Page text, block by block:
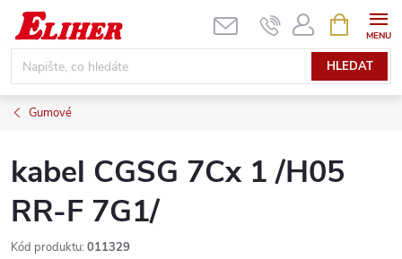
Přejít
obsah
HLEDAT
NÁKUPNÍ
KOŠÍK
Gumové
kabel CGSG 7Cx 1 /H05
RR-F 7G1/
Kód produktu: 011329